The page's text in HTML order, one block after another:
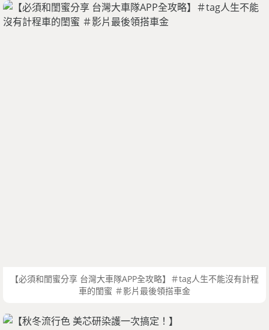
【必須和閨蜜分享 台灣大車隊APP全攻略】＃tag人生不能沒有計程
車的閨蜜 ＃影片最後領搭車金